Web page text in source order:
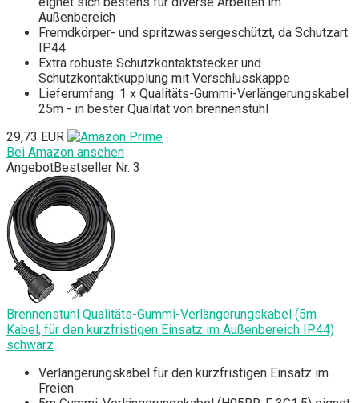
Außenbereich
Fremdkörper- und spritzwassergeschützt, da Schutzart
IP44
Extra robuste Schutzkontaktstecker und
Schutzkontaktkupplung mit Verschlusskappe
Lieferumfang: 1 x Qualitäts-Gummi-Verlängerungskabel
25m - in bester Qualität von brennenstuhl
29,73 EUR
Bei Amazon ansehen
AngebotBestseller Nr. 3
Brennenstuhl Qualitäts-Gummi-Verlängerungskabel (5m
Kabel, für den kurzfristigen Einsatz im Außenbereich IP44)
schwarz
Verlängerungskabel für den kurzfristigen Einsatz im
Freien